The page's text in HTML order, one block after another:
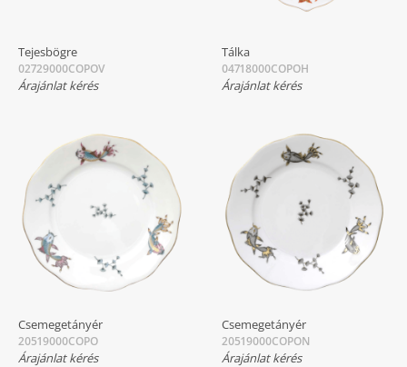
Tejesbögre
02729000COPOV
Árajánlat kérés
Tálka
04718000COPOH
Árajánlat kérés
Csemegetányér
20519000COPO
Árajánlat kérés
Csemegetányér
20519000COPON
Árajánlat kérés